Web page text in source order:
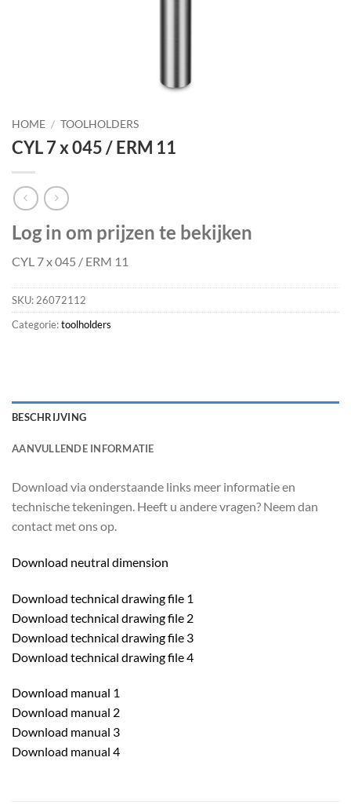
HOME / TOOLHOLDERS
CYL 7 x 045 / ERM 11
Log in om prijzen te bekijken
CYL 7 x 045 / ERM 11
SKU:26072112
Categorie:toolholders
BESCHRIJVING
AANVULLENDE INFORMATIE
Download via onderstaande links meer informatie en
technische tekeningen. Heeft u andere vragen? Neem dan
contact met ons op.
Download neutral dimension
Download technical drawing file 1
Download technical drawing file 2
Download technical drawing file 3
Download technical drawing file 4
Download manual 1
Download manual 2
Download manual 3
Download manual 4